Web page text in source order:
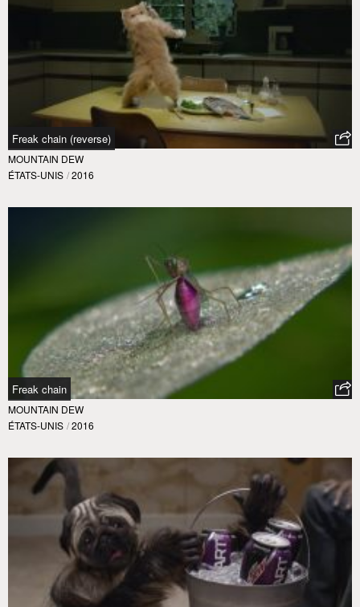
Freak chain (reverse)
MOUNTAIN DEW
ÉTATS-UNIS / 2016
Freak chain
MOUNTAIN DEW
ÉTATS-UNIS / 2016